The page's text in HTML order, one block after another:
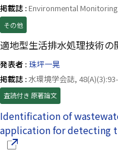
掲載誌 : Environmental
その他
適地型生活排水処理技術の
発表者 : 珠坪一晃
掲載誌 :水環境学会誌,
査読付き 原著論文
Identification of
application for detecting